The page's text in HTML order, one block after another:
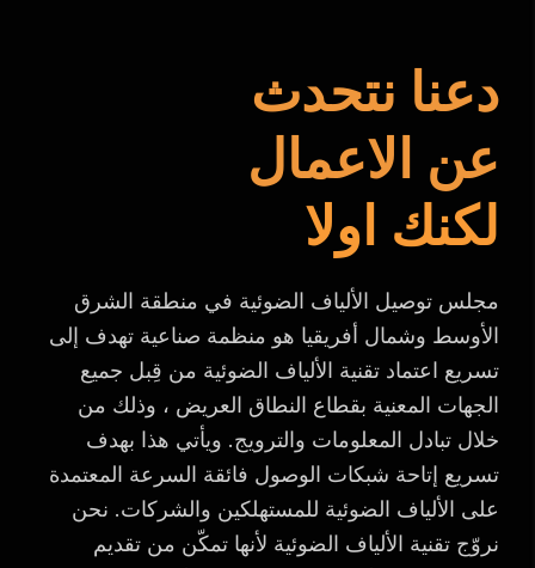
دعنا نتحدث
عن الاعمال
لكنك اولا
مجلس توصيل الألياف الضوئية في منطقة الشرق
الأوسط وشمال أفريقيا هو منظمة صناعية تهدف إلى
تسريع اعتماد تقنية الألياف الضوئية من قِبل جميع
الجهات المعنية بقطاع النطاق العريض ، وذلك من
خلال تبادل المعلومات والترويج. ويأتي هذا بهدف
تسريع إتاحة شبكات الوصول فائقة السرعة المعتمدة
على الألياف الضوئية للمستهلكين والشركات. نحن
نروّج تقنية الألياف الضوئية لأنها تمكّن من تقديم